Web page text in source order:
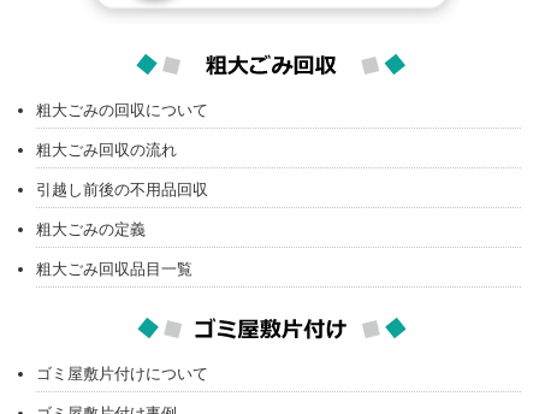
粗大ごみの回収について
粗大ごみ回収の流れ
引越し前後の不用品回収
粗大ごみの定義
粗大ごみ回収品目一覧
ゴミ屋敷片付けについて